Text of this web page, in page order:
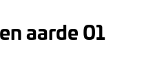
aarde 01